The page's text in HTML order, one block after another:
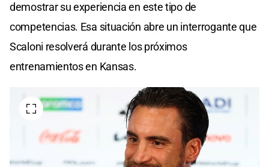
demostrar su experiencia en este tipo de
competencias. Esa situación abre un interrogante que
Scaloni resolverá durante los próximos
entrenamientos en Kansas.